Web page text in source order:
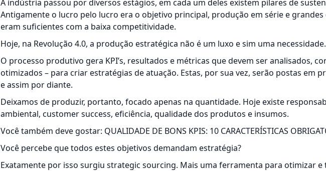
A indústria passou por diversos estágios, em cada um deles existem pilares de
Antigamente o lucro pelo lucro era o objetivo principal, produção em série e
eram suficientes com a baixa competitividade.
Hoje, na Revolução 4.0, a produção estratégica não é um luxo e sim uma necessidade.
O processo produtivo gera KPI’s, resultados e métricas que devem ser analisados,
otimizados – para criar estratégias de atuação. Estas, por sua vez, serão postas em
e assim por diante.
Deixamos de produzir, portanto, focado apenas na quantidade. Hoje existe
ambiental, customer success, eficiência, qualidade dos produtos e insumos.
Você também deve gostar: QUALIDADE DE BONS KPIS: 10 CARACTERÍSTICAS
Você percebe que todos estes objetivos demandam estratégia?
Exatamente por isso surgiu strategic sourcing. Mais uma ferramenta para otimizar e